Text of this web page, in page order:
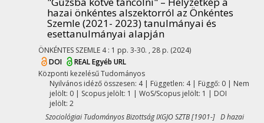
hazai önkéntes alszektorról az Önkéntes
Szemle (2021- 2023) tanulmányai és
esettanulmányai alapján
ÖNKÉNTES SZEMLE 4: 1 pp. 3-30. , 28 p. (2024)
DOI
REALEgyéb URL
Központi kezelésűTudományos
Nyilvános idéző összesen: 4| Független: 4 | Függő: 0 | Nem
jelölt: 0 | Scopus jelölt: 1 | WoS/Scopus jelölt: 1 | DOI
jelölt: 2
Szociológiai Tudományos Bizottság IXGJO SZTB [1901-] D hazai